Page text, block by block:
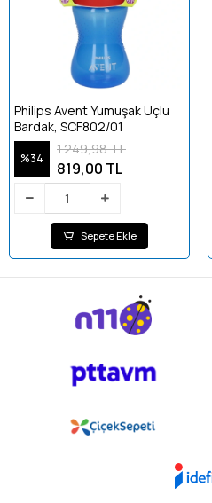
Philips Avent Yumuşak Uçlu
Bardak, SCF802/01
%34
1.249,98 TL
819,00 TL
Sepete Ekle